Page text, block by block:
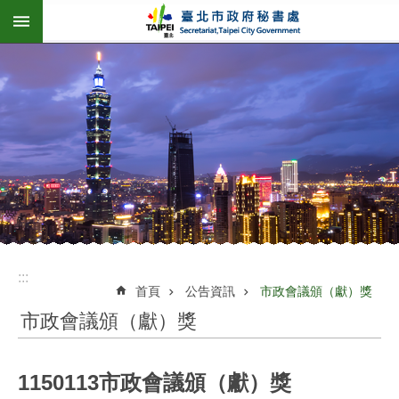
跳到主要內容區塊
:::
首頁 公告資訊 市政會議頒（獻）獎
市政會議頒（獻）獎
1150113市政會議頒（獻）獎